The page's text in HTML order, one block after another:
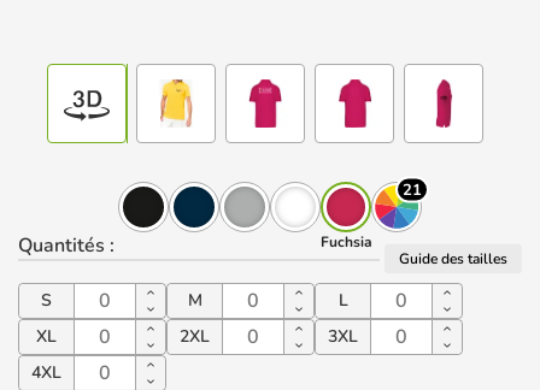
Fuchsia
21
Quantités : Guide des tailles
S M
L
XL
2XL
3XL
4XL